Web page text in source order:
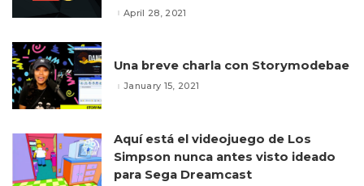
April 28, 2021
Una breve charla con Storymodebae
January 15, 2021
Aquí está el videojuego de Los
Simpson nunca antes visto ideado
para Sega Dreamcast